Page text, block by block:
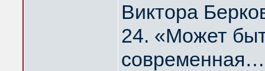
Виктора
24. «Может